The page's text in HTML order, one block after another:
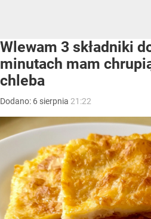
Wlewam 3 składniki
minutach mam
chleba
Dodano: 6 sierpnia 21:22